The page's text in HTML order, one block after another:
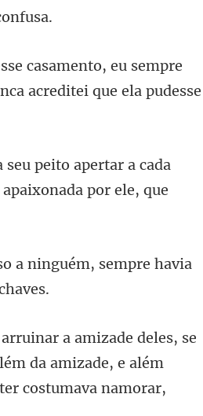
, eu sempre
ac
ertar a cada
a ninguém, sempre havia
da amizade, e além